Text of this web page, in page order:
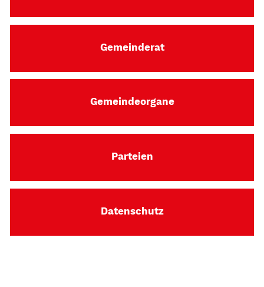
Gemeinderat
Gemeindeorgane
Parteien
Datenschutz